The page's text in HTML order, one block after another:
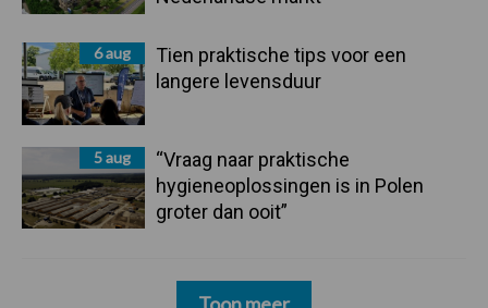
6 aug
Tien praktische tips voor een
langere levensduur
5 aug
“Vraag naar praktische
hygieneoplossingen is in Polen
groter dan ooit”